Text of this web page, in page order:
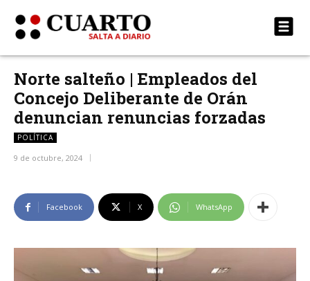
Norte salteño | Empleados del
Concejo Deliberante de Orán
denuncian renuncias forzadas
POLÍTICA
9 de octubre, 2024
Facebook X WhatsApp